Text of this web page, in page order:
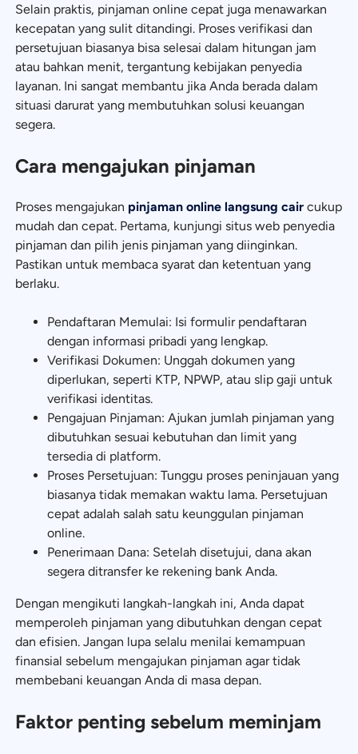
Selain praktis, pinjaman online cepat juga menawarkan
kecepatan yang sulit ditandingi. Proses verifikasi dan
persetujuan biasanya bisa selesai dalam hitungan jam
atau bahkan menit, tergantung kebijakan penyedia
layanan. Ini sangat membantu jika Anda berada dalam
situasi darurat yang membutuhkan solusi keuangan
segera.
Cara mengajukan pinjaman
Proses mengajukan pinjaman online langsung cair cukup
mudah dan cepat. Pertama, kunjungi situs web penyedia
pinjaman dan pilih jenis pinjaman yang diinginkan.
Pastikan untuk membaca syarat dan ketentuan yang
berlaku.
Pendaftaran Memulai: Isi formulir pendaftaran
dengan informasi pribadi yang lengkap.
Verifikasi Dokumen: Unggah dokumen yang
diperlukan, seperti KTP, NPWP, atau slip gaji untuk
verifikasi identitas.
Pengajuan Pinjaman: Ajukan jumlah pinjaman yang
dibutuhkan sesuai kebutuhan dan limit yang
tersedia di platform.
Proses Persetujuan: Tunggu proses peninjauan yang
biasanya tidak memakan waktu lama. Persetujuan
cepat adalah salah satu keunggulan pinjaman
online.
Penerimaan Dana: Setelah disetujui, dana akan
segera ditransfer ke rekening bank Anda.
Dengan mengikuti langkah-langkah ini, Anda dapat
memperoleh pinjaman yang dibutuhkan dengan cepat
dan efisien. Jangan lupa selalu menilai kemampuan
finansial sebelum mengajukan pinjaman agar tidak
membebani keuangan Anda di masa depan.
Faktor penting sebelum meminjam